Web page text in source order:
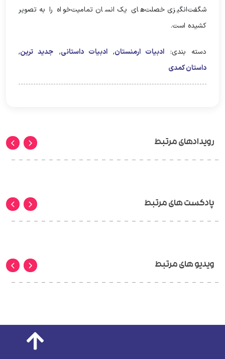
شگفت‌انگیزی خصلت‌های یک انسان تمامیت‌خواه را به تصویر
کشیده است.
دسته بندی:ادبیات ارمنستان,ادبیات داستانی,جدید ترین,
داستان کمدی
رویدادهای مرتبط
پادکست های مرتبط
ویدیو های مرتبط